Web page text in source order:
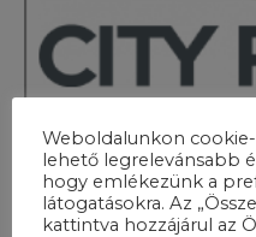
Weboldalunkon
lehető legrelevánsabb
hogy emlékezünk a
látogatásokra. Az
kattintva hozzájárul az